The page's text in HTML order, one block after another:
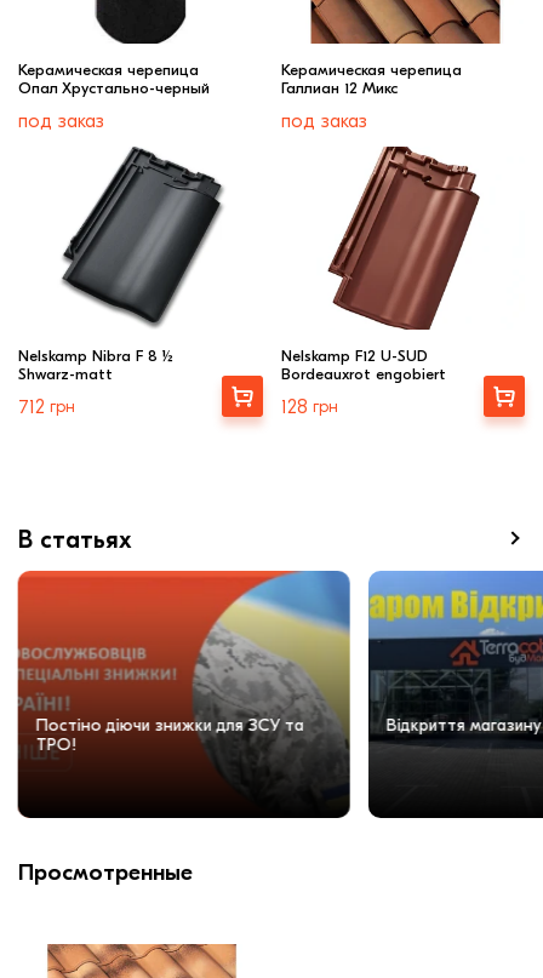
Керамическая черепица
Опал Хрустально-черный
под заказ
Керамическая черепица
Галлиан 12 Микс
под заказ
Nelskamp Nibra F 8 ½
Shwarz-matt
712 грн
Выбрать
Nelskamp F12 U-SUD
Bordeauxrot engobiert
128 грн
Купити
В статьях
Постіно діючи знижки для ЗСУ та
ТРО!
Відкриття магазину
Просмотренные